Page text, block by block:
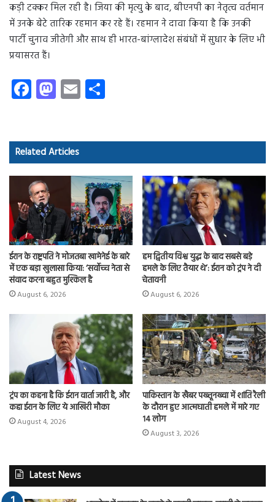
कड़ी टक्कर मिल रही है। जिया की मृत्यु के बाद, बीएनपी का नेतृत्व वर्तमान
में उनके बेटे तारिक रहमान कर रहे हैं। रहमान ने दावा किया है कि उनकी
पार्टी चुनाव जीतेगी और साथ ही भारत-बांग्लादेश संबंधों में सुधार के लिए भी
प्रयासरत हैं।
Fa
ce
o
ok
M
as
d
o
E
m
Related Articles
ईरान के राष्ट्रपति ने मोजतबा खामेनेई के बारे
में एक बड़ा खुलासा किया: ‘सर्वोच्च नेता से
संवाद करना बहुत मुश्किल है
August 6, 2026
हम द्वितीय विश्व युद्ध के बाद सबसे बड़े
हमले के लिए तैयार थे’: ईरान को ट्रंप ने दी
चेतावनी
August 6, 2026
ट्रंप का कहना है कि ईरान वार्ता जारी है, और
कहा ईरान के लिए ये आखिरी मौका
August 4, 2026
पाकिस्तान के खैबर पख्तूनख्वा में शांति रैली
के दौरान हुए आत्मघाती हमले में मारे गए
14 लोग
August 3, 2026
Latest News